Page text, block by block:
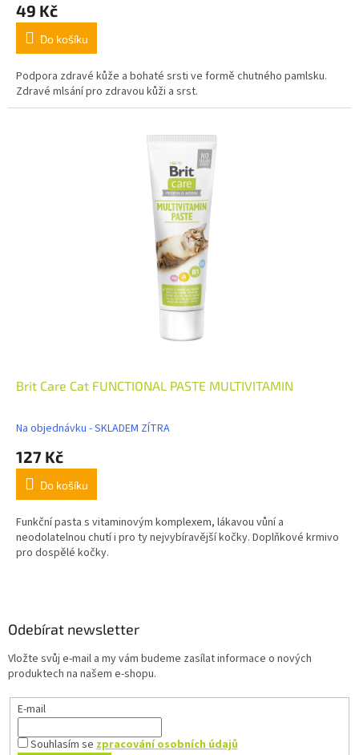
49 Kč
Do košíku
Podpora zdravé kůže a bohaté srsti ve formě chutného pamlsku.
Zdravé mlsání pro zdravou kůži a srst.
Brit Care Cat FUNCTIONAL PASTE MULTIVITAMIN
Na objednávku - SKLADEM ZÍTRA
127 Kč
Do košíku
Funkční pasta s vitaminovým komplexem, lákavou vůní a
neodolatelnou chutí i pro ty nejvybíravější kočky. Doplňkové krmivo
pro dospělé kočky.
Odebírat newsletter
Vložte svůj e-mail a my vám budeme zasílat informace o nových
produktech na našem e-shopu.
E-mail
Souhlasím sezpracování osobních údajů